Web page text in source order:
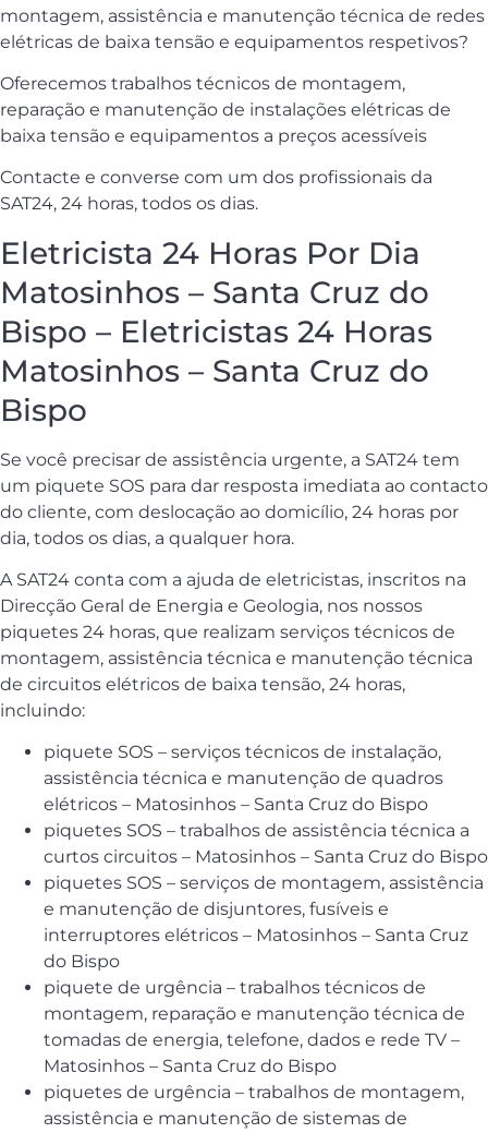
montagem, assistência e manutenção técnica de redes
elétricas de baixa tensão e equipamentos respetivos?
Oferecemos trabalhos técnicos de montagem,
reparação e manutenção de instalações elétricas de
baixa tensão e equipamentos a preços acessíveis
Contacte e converse com um dos profissionais da
SAT24, 24 horas, todos os dias.
Eletricista 24 Horas Por Dia
Matosinhos – Santa Cruz do
Bispo – Eletricistas 24 Horas
Matosinhos – Santa Cruz do
Bispo
Se você precisar de assistência urgente, a SAT24 tem
um piquete SOS para dar resposta imediata ao contacto
do cliente, com deslocação ao domicílio, 24 horas por
dia, todos os dias, a qualquer hora.
A SAT24 conta com a ajuda de eletricistas, inscritos na
Direcção Geral de Energia e Geologia, nos nossos
piquetes 24 horas, que realizam serviços técnicos de
montagem, assistência técnica e manutenção técnica
de circuitos elétricos de baixa tensão, 24 horas,
incluindo:
piquete SOS – serviços técnicos de instalação,
assistência técnica e manutenção de quadros
elétricos – Matosinhos – Santa Cruz do Bispo
piquetes SOS – trabalhos de assistência técnica a
curtos circuitos – Matosinhos – Santa Cruz do Bispo
piquetes SOS – serviços de montagem, assistência
e manutenção de disjuntores, fusíveis e
interruptores elétricos – Matosinhos – Santa Cruz
do Bispo
piquete de urgência – trabalhos técnicos de
montagem, reparação e manutenção técnica de
tomadas de energia, telefone, dados e rede TV –
Matosinhos – Santa Cruz do Bispo
piquetes de urgência – trabalhos de montagem,
assistência e manutenção de sistemas de